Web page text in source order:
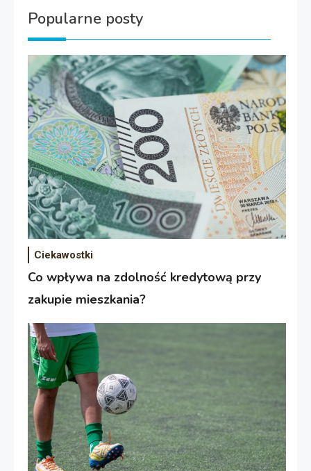
Popularne posty
Ciekawostki
Co wpływa na zdolność kredytową przy
zakupie mieszkania?